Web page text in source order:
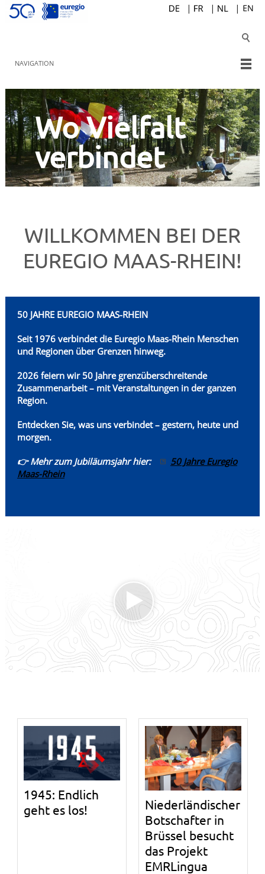
NAVIGATION
Wo Vielfalt
verbindet
WILLKOMMEN BEI DER
EUREGIO MAAS-RHEIN!
50 JAHRE EUREGIO MAAS-RHEIN
Seit 1976 verbindet die Euregio Maas-Rhein Menschen
und Regionen über Grenzen hinweg.
2026 feiern wir 50 Jahre grenzüberschreitende
Zusammenarbeit – mit Veranstaltungen in der ganzen
Region.
Entdecken Sie, was uns verbindet – gestern, heute und
morgen.
👉 Mehr zum Jubiläumsjahr hier:
50 Jahre Euregio
Maas-Rhein
1945: Endlich
geht es los!
Niederländischer
Botschafter in
Brüssel besucht
das Projekt
EMRLingua